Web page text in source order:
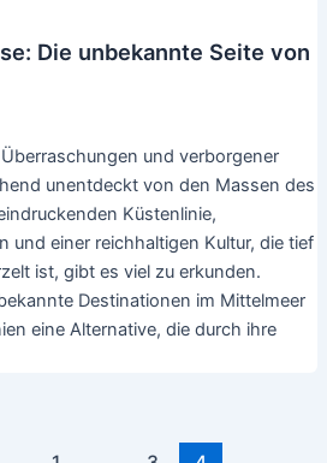
Die unbekannte Seite von
und verborgener
unentdeckt von den Massen des
Küstenlinie,
und einer reichhaltigen Kultur, die tief
ist, gibt es viel zu erkunden.
Destinationen im Mittelmeer
eine Alternative, die durch ihre